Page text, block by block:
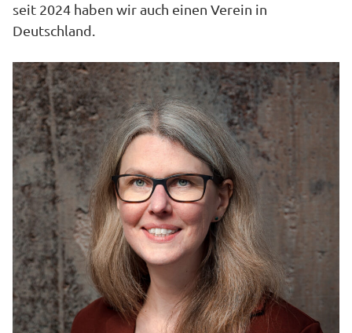
seit 2024 haben wir auch einen Verein in
Deutschland.